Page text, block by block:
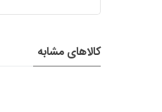
کالاهای مشابه